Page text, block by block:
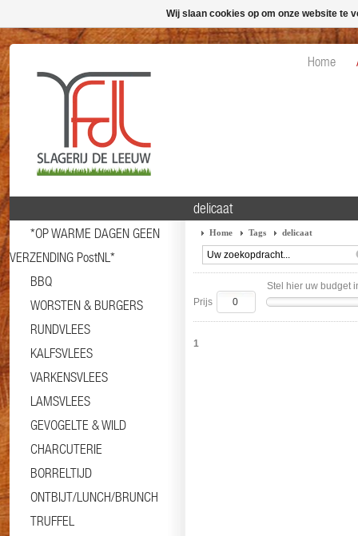
Home
*OP WARME DAGEN GEEN
VERZENDING PostNL*
BBQ
WORSTEN & BURGERS
RUNDVLEES
KALFSVLEES
VARKENSVLEES
LAMSVLEES
GEVOGELTE & WILD
CHARCUTERIE
BORRELTIJD
ONTBIJT/LUNCH/BRUNCH
TRUFFEL
delicaat
Home Tags delicaat
Stel hier uw budget
Prijs
1
Wij slaan cookies op om onze website te